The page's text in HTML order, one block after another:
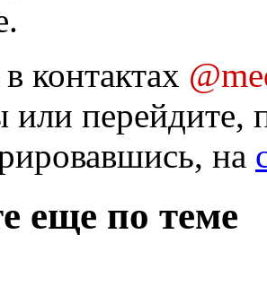
контактах
или перейдите,
на
еще по теме